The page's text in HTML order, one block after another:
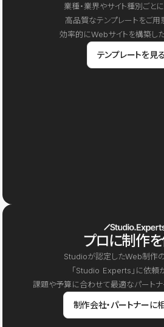
業種・業界やサイト種別ごと
高品質なテンプレートをご用
効率的にWebサイトを構築した
テンプレートを見る
プロに制作
Studioが認定したWeb制作
「Studio Experts」に依頼
課題や予算に合わせて最適なパートナ
制作会社・パートナーに